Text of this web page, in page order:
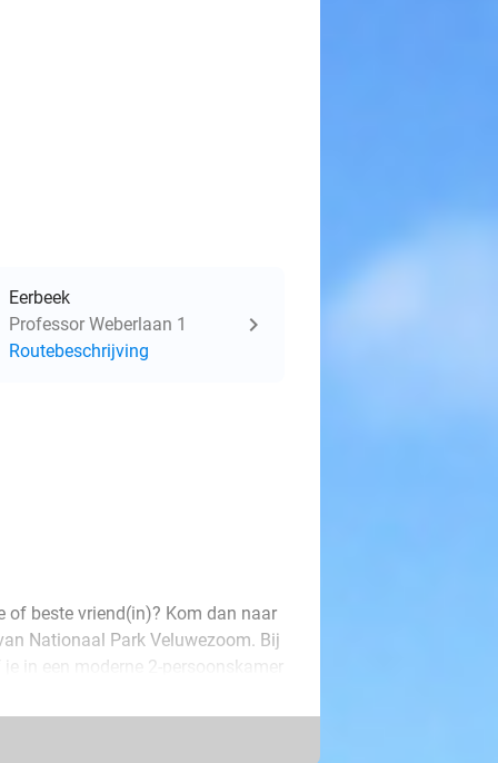
Eerbeek
Professor Weberlaan 1
Routebeschrijving
of beste vriend(in)? Kom dan naar
Nationaal Park Veluwezoom. Bij
in een moderne 2-persoonskamer
de keuze uit 1 of 2